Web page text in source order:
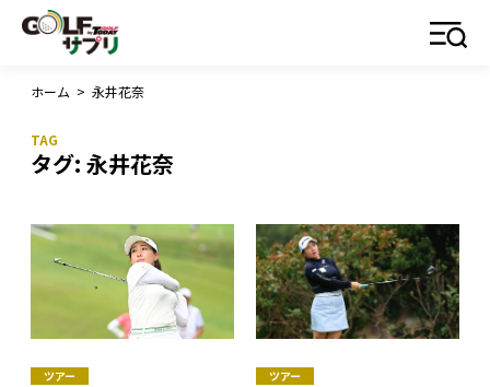
ホーム > 永井花奈
タグ: 永井花奈
ツアー ツアー